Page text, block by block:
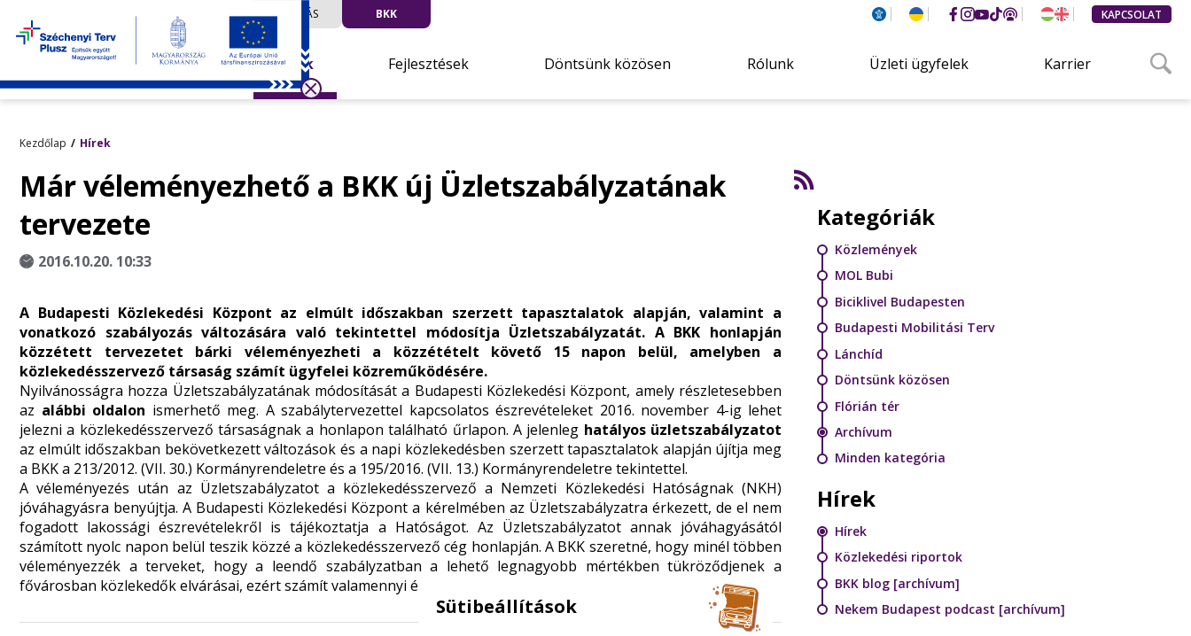
UTAZÁS BKK KAPCSOLAT
Hírek Fejlesztések Döntsünk közösen Rólunk Üzleti ügyfelek Karrier
Kezdőlap Hírek
Már véleményezhető a BKK új Üzletszabályzatának
tervezete
2016.10.20. 10:33
A Budapesti Közlekedési Központ az elmúlt időszakban szerzett tapasztalatok alapján, valamint a
vonatkozó szabályozás változására való tekintettel módosítja Üzletszabályzatát. A BKK honlapján
közzétett tervezetet bárki véleményezheti a közzétételt követő 15 napon belül, amelyben a
közlekedésszervező társaság számít ügyfelei közreműködésére.
Nyilvánosságra hozza Üzletszabályzatának módosítását a Budapesti Közlekedési Központ, amely részletesebben
az alábbi oldalon ismerhető meg. A szabálytervezettel kapcsolatos észrevételeket 2016. november 4-ig lehet
jelezni a közlekedésszervező társaságnak a honlapon található űrlapon. A jelenleg hatályos üzletszabályzatot
az elmúlt időszakban bekövetkezett változások és a napi közlekedésben szerzett tapasztalatok alapján újítja meg
a BKK a 213/2012. (VII. 30.) Kormányrendeletre és a 195/2016. (VII. 13.) Kormányrendeletre tekintettel.
A véleményezés után az Üzletszabályzatot a közlekedésszervező a Nemzeti Közlekedési Hatóságnak (NKH)
jóváhagyásra benyújtja. A Budapesti Közlekedési Központ a kérelmében az Üzletszabályzatra érkezett, de el nem
fogadott lakossági észrevételekről is tájékoztatja a Hatóságot. Az Üzletszabályzatot annak jóváhagyásától
számított nyolc napon belül teszik közzé a közlekedésszervező cég honlapján. A BKK szeretné, hogy minél többen
véleményezzék a terveket, hogy a leendő szabályzatban a lehető legnagyobb mértékben tükröződjenek a
fővárosban közlekedők elvárásai, ezért számít valamennyi érintett ügyfél segítségére.
Kategóriák
Közlemények
MOL Bubi
Biciklivel Budapesten
Budapesti Mobilitási Terv
Lánchíd
Döntsünk közösen
Flórián tér
Archívum
Minden kategória
Hírek
Hírek
Közlekedési riportok
BKK blog [archívum]
Nekem Budapest podcast [archívum]
Sütibeállítások